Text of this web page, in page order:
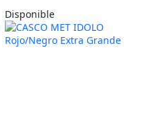
como
Disponible